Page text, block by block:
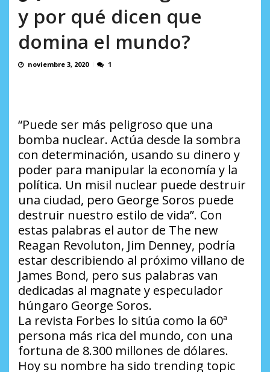
y por qué dicen que
domina el mundo?
noviembre 3, 2020 1
“Puede ser más peligroso que una
bomba nuclear. Actúa desde la sombra
con determinación, usando su dinero y
poder para manipular la economía y la
política. Un misil nuclear puede destruir
una ciudad, pero George Soros puede
destruir nuestro estilo de vida”. Con
estas palabras el autor de The new
Reagan Revoluton, Jim Denney, podría
estar describiendo al próximo villano de
James Bond, pero sus palabras van
dedicadas al magnate y especulador
húngaro George Soros.
La revista Forbes lo sitúa como la 60ª
persona más rica del mundo, con una
fortuna de 8.300 millones de dólares.
Hoy su nombre ha sido trending topic